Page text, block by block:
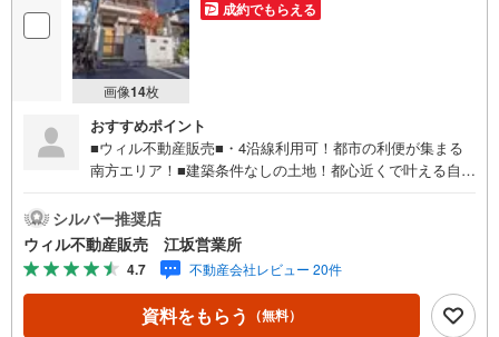
画像14枚
成約でもらえる
おすすめポイント
■ウィル不動産販売■・4沿線利用可！都市の利便が集まる
南方エリア！■建築条件なしの土地！都心近くで叶える自由
堂筋線×JR利用可！通勤・通学に強いロケーション！■南側
道路はゆとりある約6mの幅！■南付け道路で採光良好！明
るさを確保した約27坪！■淀川徒歩8分！都市に寄り添う水
辺のある暮らし！■グルメシティ徒歩5分！ドラッグストア
やコンビニも至近に！生活便利な住宅地！・『薬ヒグチ 西
中島店』まで徒歩4分！・『薬のヒグチ モアーズワン店』
シルバー推奨店
ウィル不動産販売 江坂営業所
4.7 不動産会社レビュー 20件
資料をもらう （無料）